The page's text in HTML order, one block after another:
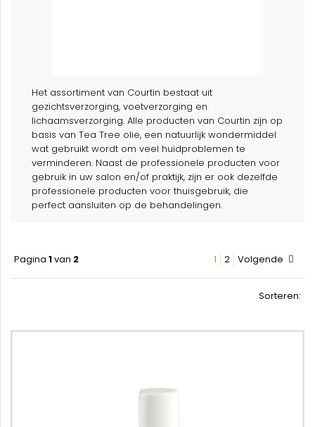
Het assortiment van Courtin bestaat uit
gezichtsverzorging, voetverzorging en
lichaamsverzorging. Alle producten van Courtin zijn op
basis van Tea Tree olie, een natuurlijk wondermiddel
wat gebruikt wordt om veel huidproblemen te
verminderen. Naast de professionele producten voor
gebruik in uw salon en/of praktijk, zijn er ook dezelfde
professionele producten voor thuisgebruik, die
perfect aansluiten op de behandelingen.
Pagina 1van 2 1 2 Volgende
Sorteren: